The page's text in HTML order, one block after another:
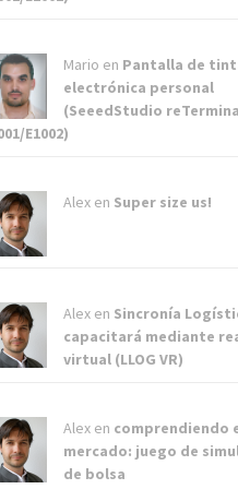
Mario en Pantalla de
electrónica personal
(SeeedStudio
E1002)
Alex en Super size us!
Alex en Sincronía
capacitará mediante
virtual (LLOG VR)
Alex en comprendiendo
mercado: juego de
de bolsa